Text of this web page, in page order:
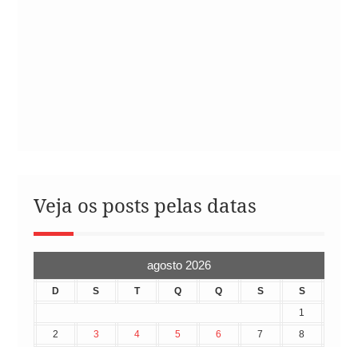
Veja os posts pelas datas
agosto 2026
D S T Q Q S
S
1
2
3 4 5 6 7
8